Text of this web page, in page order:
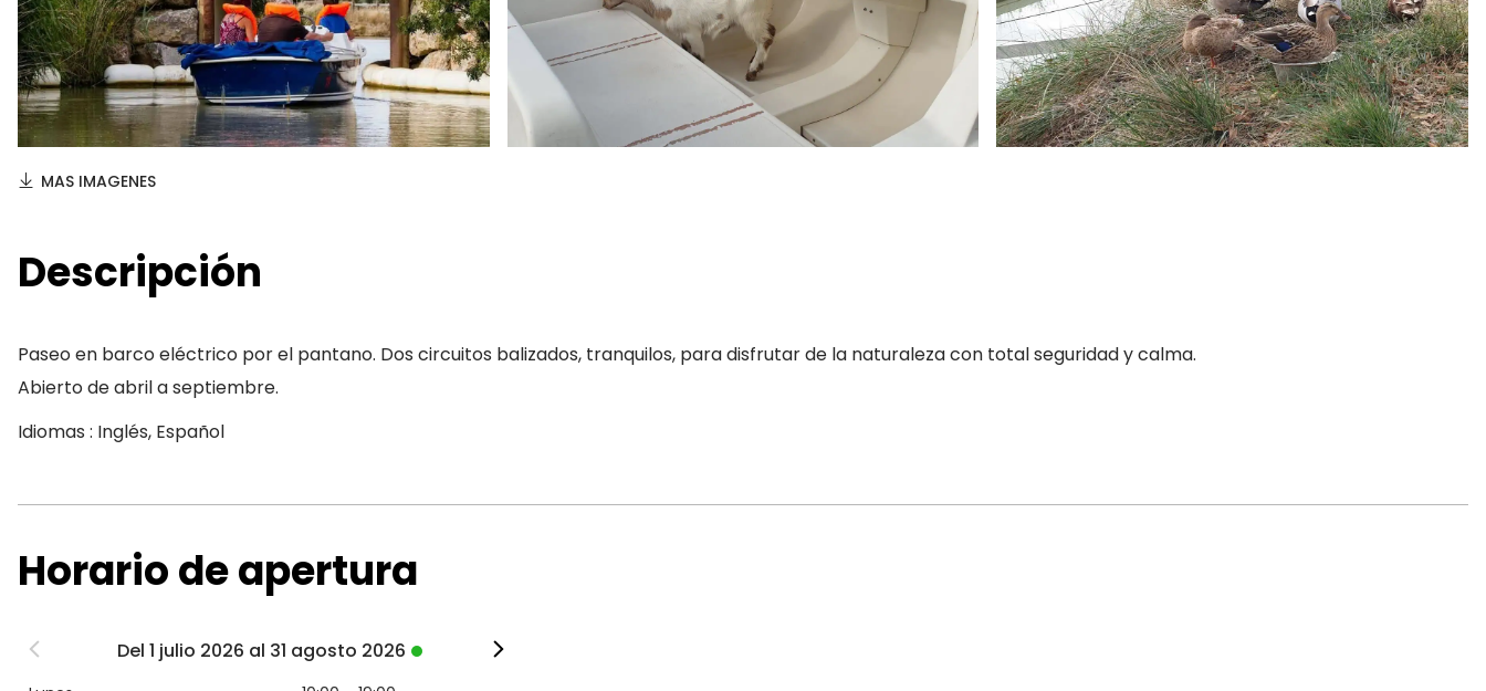
MAS IMAGENES
Descripción
Paseo en barco eléctrico por el pantano. Dos circuitos balizados, tranquilos, para disfrutar de la naturaleza con total seguridad y calma.
Abierto de abril a septiembre.
Idiomas : Inglés, Español
Horario de apertura
Del 1 julio 2026 al 31 agosto 2026